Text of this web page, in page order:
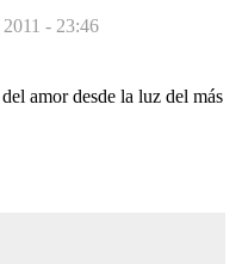
- 23:46
amor desde la luz del más